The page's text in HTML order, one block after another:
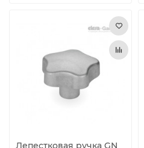
Лепестковая ручка GN